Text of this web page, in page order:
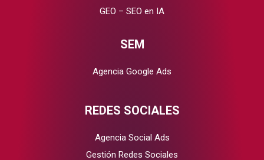
GEO – SEO en IA
SEM
Agencia Google Ads
REDES SOCIALES
Agencia Social Ads
Gestión Redes Sociales